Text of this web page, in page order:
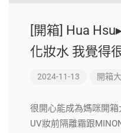
[開箱] Hua
化妝水 我覺得
2024-11-13 開箱
很開心能成為媽咪開
UV妝前隔離霜跟